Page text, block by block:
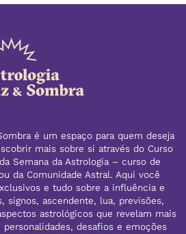
é um espaço para quem deseja
mais sobre si através do Curso
Semana da Astrologia – curso de
da Comunidade Astral. Aqui você
e tudo sobre a influência e
signos, ascendente, lua, previsões,
astrológicos que revelam mais
desafios e emoções